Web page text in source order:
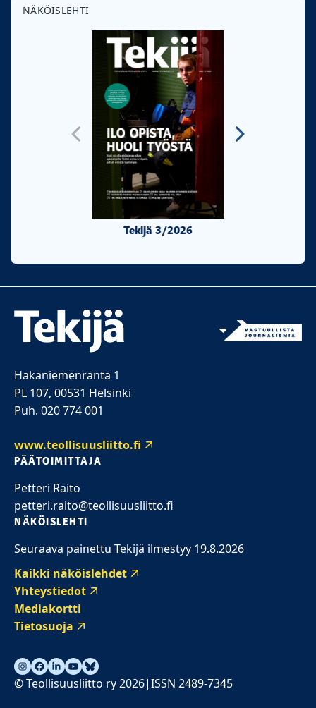
NÄKÖISLEHTI
Tekijä 3/2026
Hakaniemenranta 1
PL 107, 00531 Helsinki
Puh. 020 774 001
www.teollisuusliitto.fi
PÄÄTOIMITTAJA
Petteri Raito
petteri.raito@teollisuusliitto.fi
NÄKÖISLEHTI
Seuraava painettu Tekijä ilmestyy 19.8.2026
Kaikki näköislehdet
Yhteystiedot
Mediakortti
Tietosuoja
© Teollisuusliitto ry 2026|ISSN 2489-7345